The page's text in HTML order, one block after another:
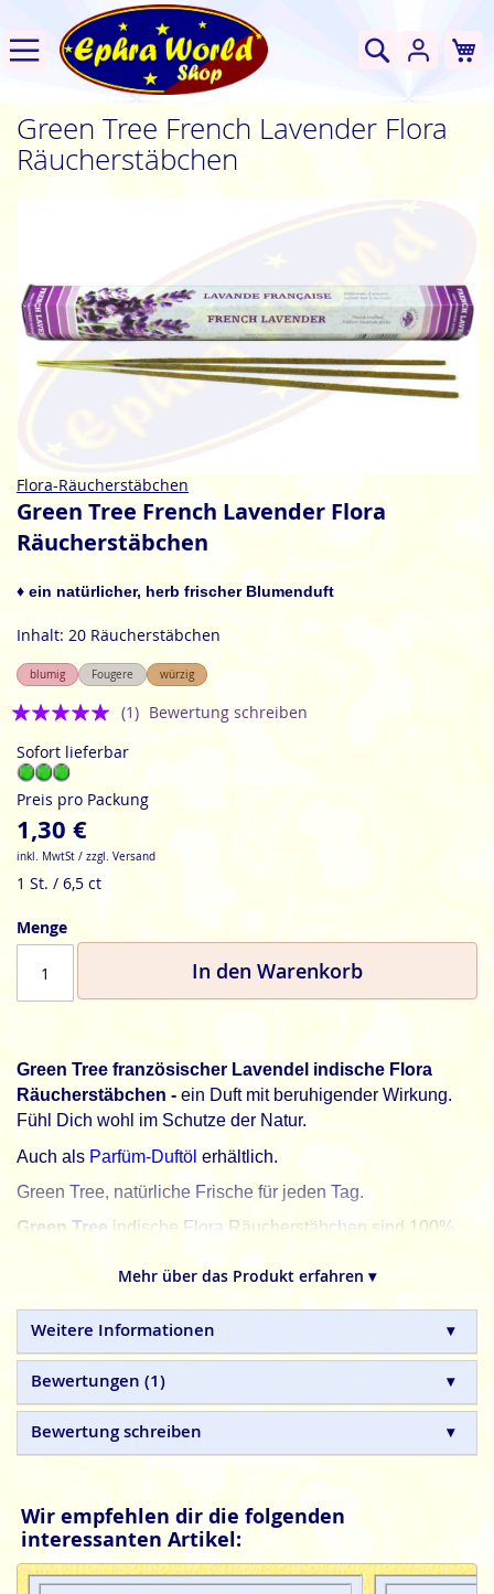
Suche
Green Tree French Lavender Flora
Räucherstäbchen
springen
Zum
Anfang
Bildgalerie
Flora-Räucherstäbchen
Green Tree French Lavender Flora
Räucherstäbchen
♦ ein natürlicher, herb frischer Blumenduft
Inhalt: 20 Räucherstäbchen
blumig Fougere würzig
Bewertung:
(1) Bewertung schreiben
Sofort lieferbar
Preis pro Packung
1,30 €
inkl. MwtSt / zzgl. Versand
1 St. / 6,5 ct
Menge
In den Warenkorb
Green Tree französischer Lavendel indische Flora
Räucherstäbchen - ein Duft mit beruhigender Wirkung.
Fühl Dich wohl im Schutze der Natur.
Auch als Parfüm-Duftöl erhältlich.
Green Tree, natürliche Frische für jeden Tag.
Green Tree indische Flora Räucherstäbchen sind 100%
ohne tierische, toxische oder petrochemische Zusätze.
Mehr über das Produkt erfahren ▾
Weitere Informationen
Bewertungen 1
Bewertung schreiben
Wir empfehlen dir die folgenden
interessanten Artikel: